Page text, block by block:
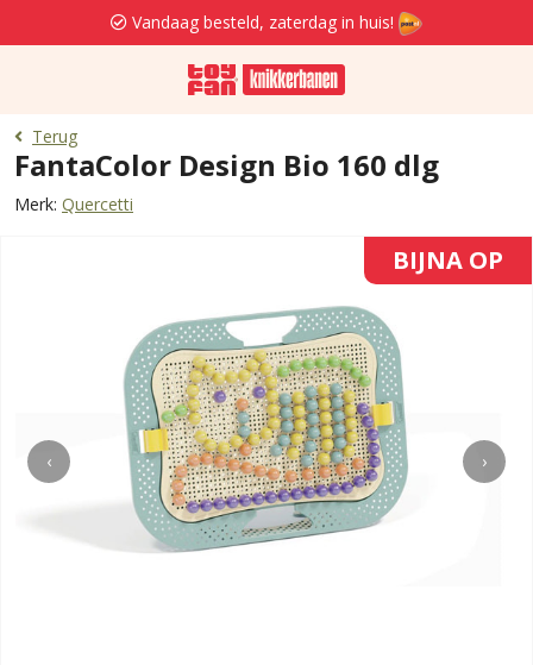
Vandaag besteld, zaterdag in huis!
Terug
FantaColor Design Bio 160 dlg
Merk: Quercetti
BIJNA OP
‹ ›